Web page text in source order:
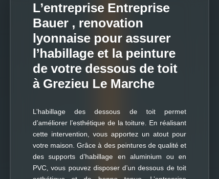
L’entreprise Entreprise
Bauer , renovation
lyonnaise pour assurer
l’habillage et la peinture
de votre dessous de toit
à Grezieu Le Marche
L’habillage des dessous de toit permet
d’améliorer l’esthétique de la toiture. En réalisant
cette intervention, vous apportez un atout pour
votre maison. Grâce à des peintures de qualité et
des supports d’habillage en aluminium ou en
PVC, vous pouvez disposer d’un dessous de toit